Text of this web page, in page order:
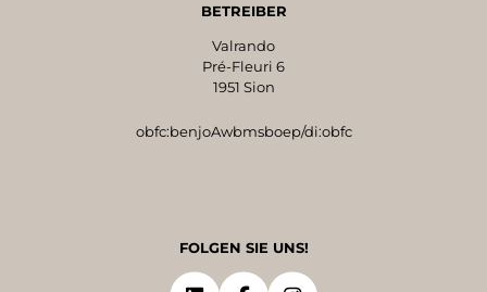
BETREIBER
Valrando
Pré-Fleuri 6
1951 Sion
obfc:benjoAwbmsboep/di:obfc
FOLGEN SIE UNS!